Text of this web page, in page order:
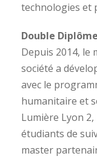
technologies et
Double
Depuis 2014, le
société a
avec le
humanitaire et
Lumière Lyon
étudiants de
master